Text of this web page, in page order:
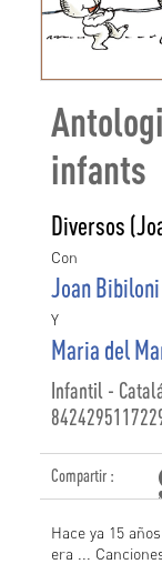
infants
Diversos
Con
Joan Bibiloni
Y
Maria del
Infantil -
Compartir :
Hace ya 15
era ...